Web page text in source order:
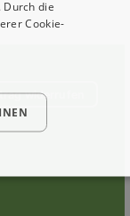
widerrufen
die
Cookie-